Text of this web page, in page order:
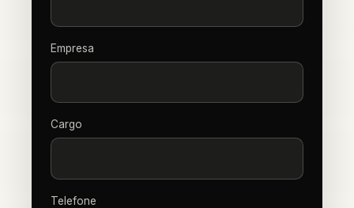
Empresa
Cargo
Telefone